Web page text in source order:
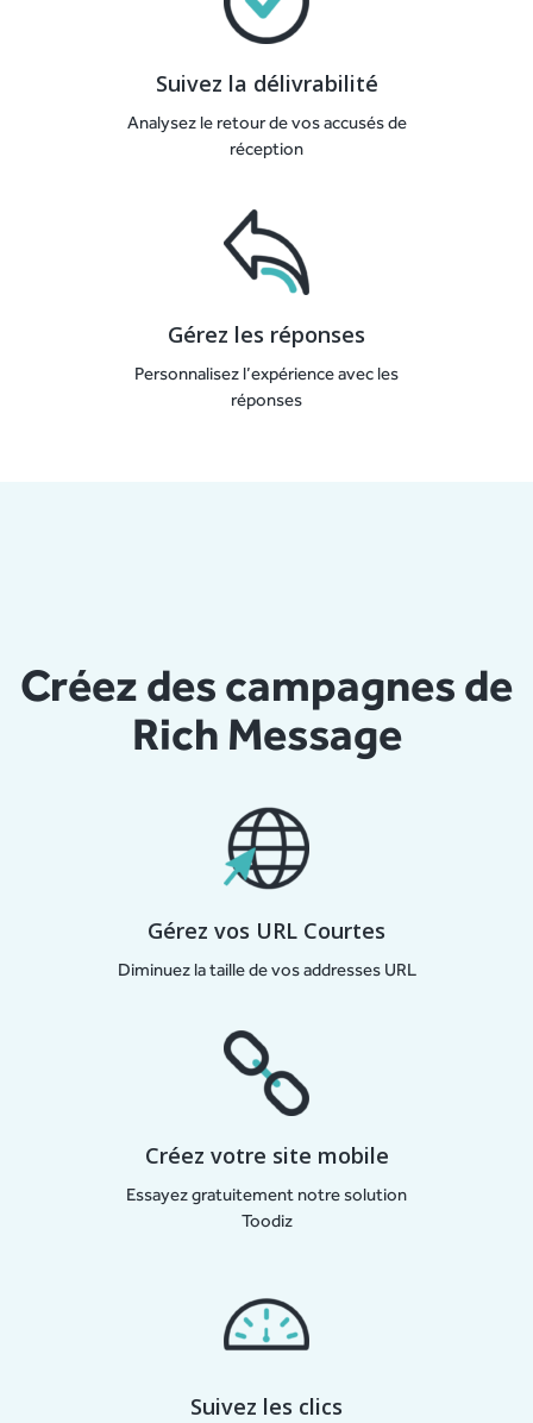
Suivez la délivrabilité
Analysez le retour de vos accusés de
réception
Gérez les réponses
Personnalisez l’expérience avec les
réponses
Créez des campagnes de
Rich Message
Gérez vos URL Courtes
Diminuez la taille de vos addresses URL
Créez votre site mobile
Essayez gratuitement notre solution
Toodiz
Suivez les clics